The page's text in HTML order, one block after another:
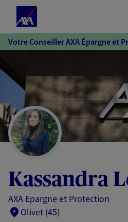
au
au
pied
de
page
Votre Conseiller AXA Épargne et
Kassandra
AXA Epargne et Protection
Olivet (45)